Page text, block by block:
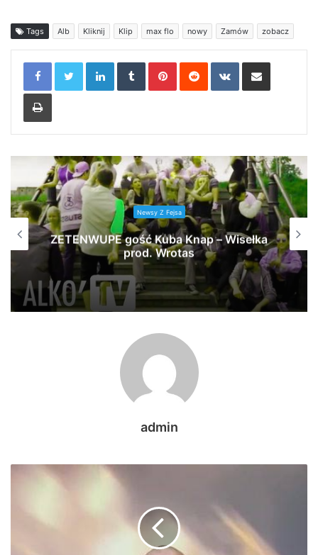
Tags Alb Kliknij Klip max flo nowy Zamów zobacz
LinkedInTumblrPinterestReddit VKontakteShare via Email
Print
Newsy Z Fejsa
ZETENWUPE gość Kuba Knap – Wisełka
prod. Wrotas
admin